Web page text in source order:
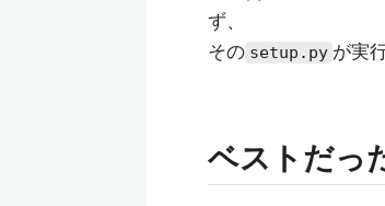
ず、
その setup.py が実
ベストだっ